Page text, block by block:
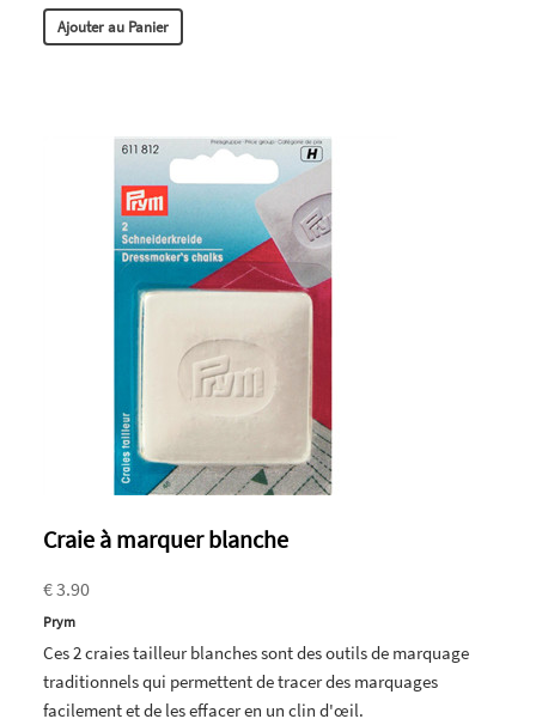
Ajouter au Panier
Craie à marquer blanche
€ 3.90
Prym
Ces 2 craies tailleur blanches sont des outils de marquage
traditionnels qui permettent de tracer des marquages
facilement et de les effacer en un clin d'œil.